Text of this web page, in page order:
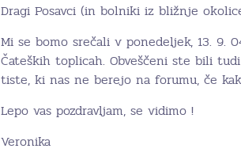
Dragi Posavci (in bolniki iz bližnje
Mi se bomo srečali v ponedeljek, 13. 9.
Čateških toplicah. Obveščeni ste bili
tiste, ki nas ne berejo na forumu, če
Lepo vas pozdravljam, se vidimo !
Veronika